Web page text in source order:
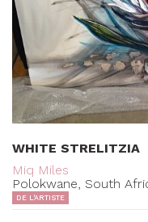
WHITE STRELITZIA
Miq Miles
Polokwane, South
DE L'ARTISTE